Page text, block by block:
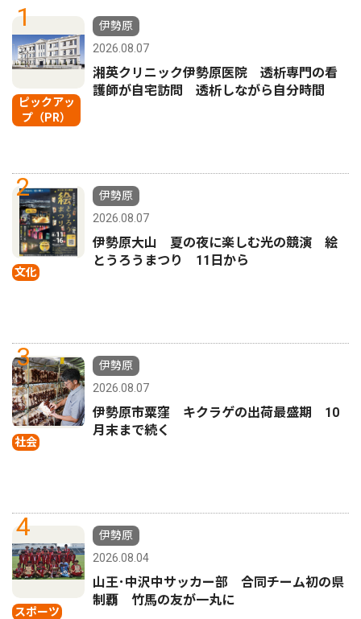
1
ピックアッ
プ（PR）
伊勢原
2026.08.07
湘英クリニック伊勢原医院 透析専門の看
護師が自宅訪問 透析しながら自分時間
2
文化
伊勢原
2026.08.07
伊勢原大山 夏の夜に楽しむ光の競演 絵
とうろうまつり 11日から
3
社会
伊勢原
2026.08.07
伊勢原市粟窪 キクラゲの出荷最盛期 10
月末まで続く
4
スポーツ
伊勢原
2026.08.04
山王･中沢中サッカー部 合同チーム初の県
制覇 竹馬の友が一丸に